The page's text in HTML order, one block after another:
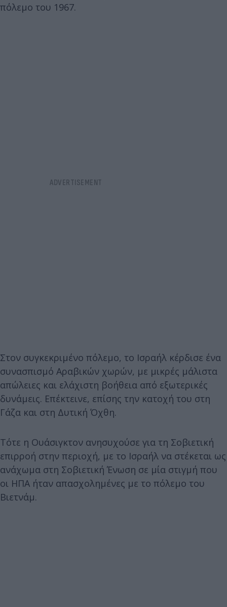
πόλεμο του 1967.
Στον συγκεκριμένο πόλεμο, το Ισραήλ κέρδισε ένα
συνασπισμό Αραβικών χωρών, με μικρές μάλιστα
απώλειες και ελάχιστη βοήθεια από εξωτερικές
δυνάμεις. Επέκτεινε, επίσης την κατοχή του στη
Γάζα και στη Δυτική Όχθη.
Τότε η Ουάσιγκτον ανησυχούσε για τη Σοβιετική
επιρροή στην περιοχή, με το Ισραήλ να στέκεται ως
ανάχωμα στη Σοβιετική Ένωση σε μία στιγμή που
οι ΗΠΑ ήταν απασχολημένες με το πόλεμο του
Βιετνάμ.